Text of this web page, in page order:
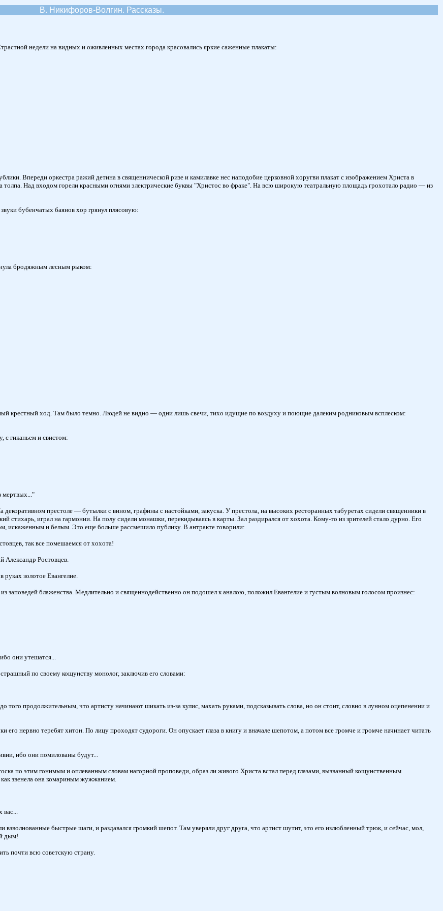
В. Никифоров-Волгин. Рассказы.
недели на видных и оживленных местах города красовались яркие саженные плакаты:
Впереди оркестра ражий детина в священнической ризе и камилавке нес наподобие церковной хоругви плакат с изображением Христа в
Над входом горели красными огнями электрические буквы "Христос во фраке". На всю широкую театральную площадь грохотало радио — из
бубенчатых баянов хор грянул плясовую:
бродяжным лесным рыком:
крестный ход. Там было темно. Людей не видно — одни лишь свечи, тихо идущие по воздуху и поющие далеким родниковым всплеском:
с гиканьем и свистом:
мертвых..."
престоле — бутылки с вином, графины с настойками, закуска. У престола, на высоких ресторанных табуретах сидели священники в
стихарь, играл на гармонии. На полу сидели монашки, перекидываясь в карты. Зал раздирался от хохота. Кому-то из зрителей стало дурно. Его
искаженным и белым. Это еще больше рассмешило публику. В антракте говорили:
так все помешаемся от хохота!
Александр Ростовцев.
золотое Евангелие.
заповедей блаженства. Медлительно и священнодейственно он подошел к аналою, положил Евангелие и густым волновым голосом произнес:
они утешатся...
по своему кощунству монолог, заключив его словами:
того продолжительным, что артисту начинают шикать из-за кулис, махать руками, подсказывать слова, но он стоит, словно в лунном оцепенении и
его нервно теребят хитон. По лицу проходят судороги. Он опускает глаза в книгу и вначале шепотом, а потом все громче и громче начинает читать
ибо они помилованы будут...
по этим гонимым и оплеванным словам нагорной проповеди, образ ли живого Христа встал перед глазами, вызванный кощунственным
звенела она комариным жужжанием.
вас...
взволнованные быстрые шаги, и раздавался громкий шепот. Там уверяли друг друга, что артист шутит, это его излюбленный трюк, и сейчас, мол,
дым!
почти всю советскую страну.